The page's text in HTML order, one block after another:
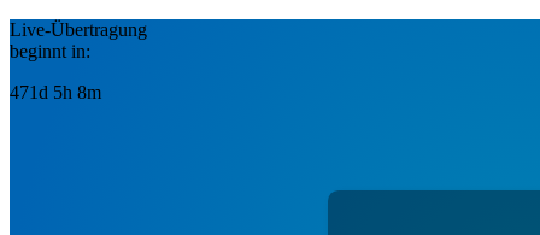
Live-Übertragung
beginnt in:
471d 5h 8m